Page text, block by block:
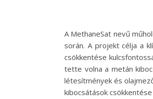
A MethaneSat nevű
során. A projekt célja a
csökkentése
tette volna a metán
létesítmények és
kibocsátások